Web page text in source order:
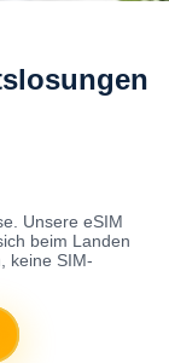
Unsere eSIM
beim Landen
keine SIM-